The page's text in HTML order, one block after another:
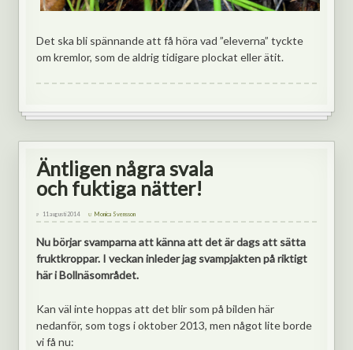
Det ska bli spännande att få höra vad ”eleverna” tyckte
om kremlor, som de aldrig tidigare plockat eller ätit.
Äntligen några svala
och fuktiga nätter!
11 augusti 2014 Monica Svensson
Nu börjar svamparna att känna att det är dags att sätta
fruktkroppar. I veckan inleder jag svampjakten på riktigt
här i Bollnäsområdet.
Kan väl inte hoppas att det blir som på bilden här
nedanför, som togs i oktober 2013, men något lite borde
vi få nu: